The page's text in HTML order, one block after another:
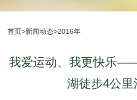
首页>新闻动态>2016年
我爱运动、我更快乐
湖徒步4公里